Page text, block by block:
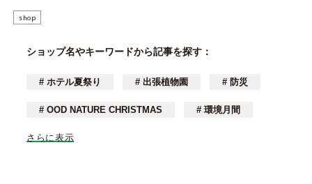
shop
ショップ名やキーワードから記事を探す：
# ホテル夏祭り # 出張植物園 # 防災
# OOD NATURE CHRISTMAS # 環境月間
さらに表示